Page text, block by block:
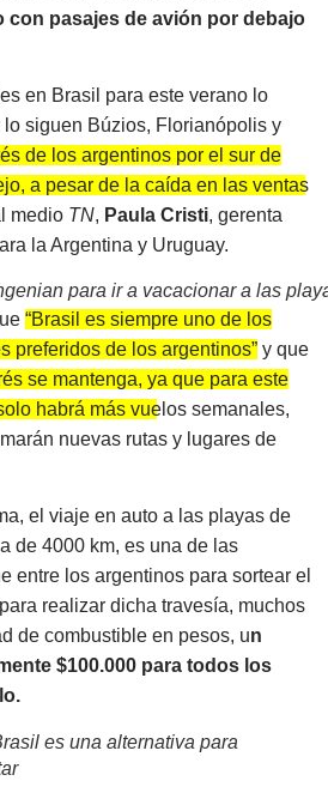
con pasajes de avión por debajo
en Brasil para este verano lo
lo siguen Búzios, Florianópolis y
de los argentinos por el sur de
a pesar de la caída en las ventas
medio TN, Paula Cristi, gerenta
la Argentina y Uruguay.
para ir a vacacionar a las
“Brasil es siempre uno de los
preferidos de los argentinos” y que
se mantenga, ya que para este
habrá más vuelos semanales,
nuevas rutas y lugares de
el viaje en auto a las playas de
de 4000 km, es una de las
entre los argentinos para sortear el
realizar dicha travesía, muchos
de combustible en pesos, un
$100.000 para todos los
es una alternativa para